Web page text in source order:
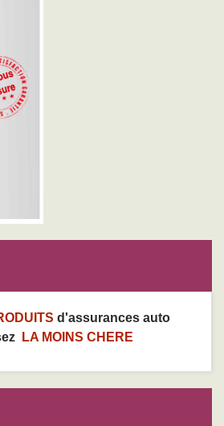
d'assurances auto
LA MOINS CHERE